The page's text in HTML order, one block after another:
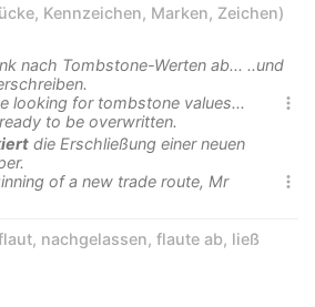
, Kennzeichen, Marken, Zeichen)
nach Tombstone-Werten ab... ..und

looking for tombstone values...
to be overwritten.
die Erschließung einer neuen

of a new trade route, Mr
, nachgelassen, flaute ab, ließ